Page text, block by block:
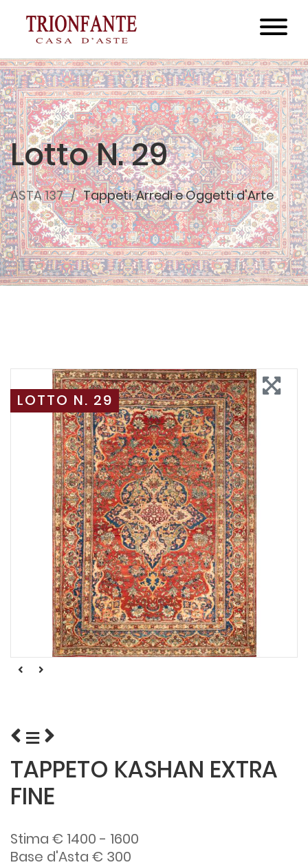
Lotto N. 29
ASTA 137 Tappeti, Arredi e Oggetti d'Arte
LOTTO N. 29
TAPPETO KASHAN EXTRA
FINE
Stima € 1400 - 1600
Base d'Asta € 300